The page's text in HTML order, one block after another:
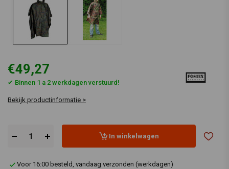
€49,27
✔ Binnen 1 a 2 werkdagen verstuurd!
Bekijk productinformatie >
In winkelwagen
Voor 16:00 besteld, vandaag verzonden (werkdagen)